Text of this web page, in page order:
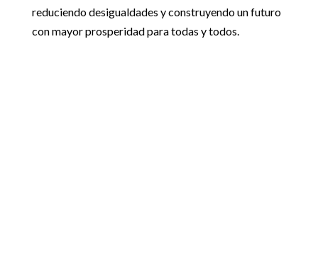
reduciendo desigualdades y construyendo un futuro
con mayor prosperidad para todas y todos.